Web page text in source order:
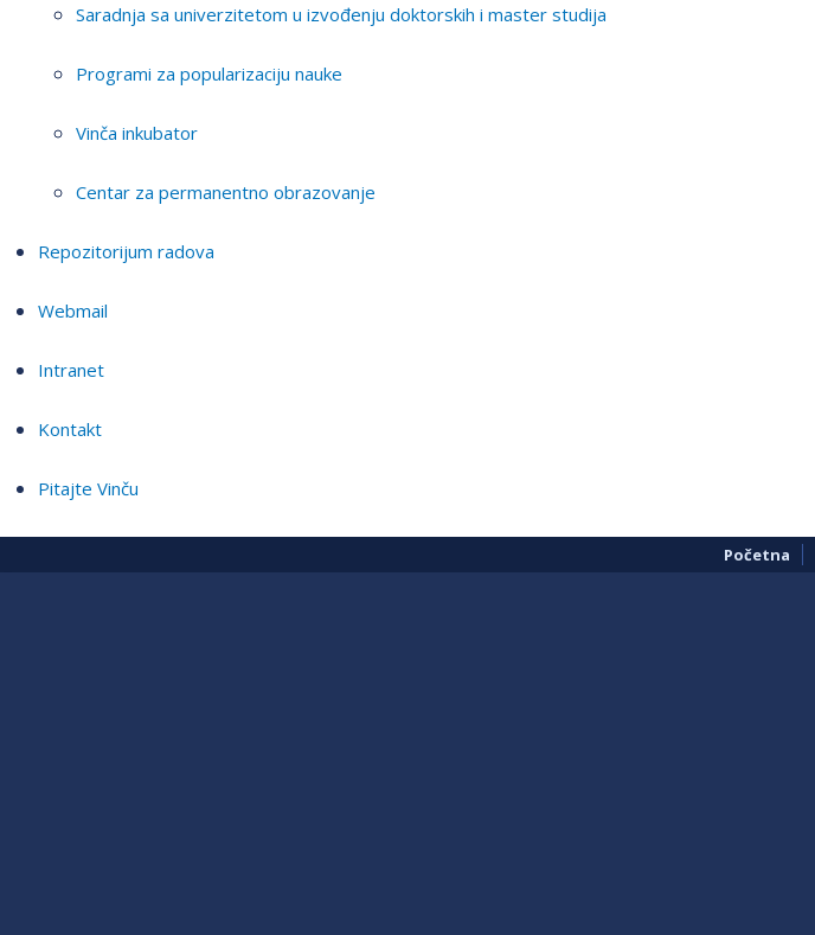
Saradnja sa univerzitetom u izvođenju doktorskih i master studija
Programi za popularizaciju nauke
Vinča inkubator
Centar za permanentno obrazovanje
Repozitorijum radova
Webmail
Intranet
Kontakt
Pitajte Vinču
Početna